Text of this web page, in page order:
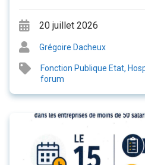
20 juillet 2026
Grégoire Dacheux
Fonction Publique Etat,
forum